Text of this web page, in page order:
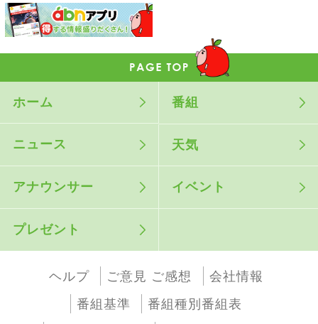
ホーム 番組
ニュース 天気
アナウンサー イベント
プレゼント
ヘルプ ご意見 ご感想
会社情報
番組基準
番組種別番組表